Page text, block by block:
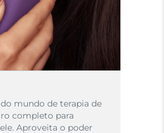
mundo de terapia de
completo para
Aproveita o poder